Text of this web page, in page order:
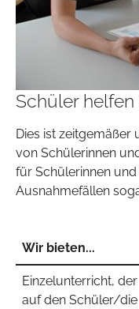
Schüler
Dies ist zeitgemäßer
von Schülerinnen
für Schülerinnen und
Ausnahmefällen
Wir bieten...
Einzelunterricht, der
auf den Schüler/die